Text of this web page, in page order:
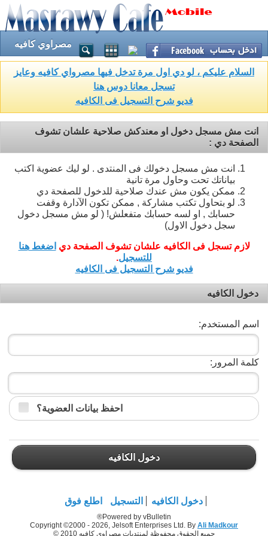
مصراوي كافيه
السلام عليكم ، لو دي اول مرة تدخل فيها مصرواي كافيه وعايز
تسجل معانا دوس هنا
فديو شرح التسجيل فى الكافيه
انت مش مسجل دخول او معندكش صلاحية علشان تشوف
الصفحة دي :
انت مش مسجل دخولك فى المنتدى . لو ليك عضوية اكتب
بياناتك تحت وحاول مرة تانية
ممكن يكون مش عندك صلاحية للدخول للصفحة دي
لو بتحاول تكتب مشاركة , ممكن تكون الآدارة وقفت
حسابك , او لسه حسابك متفعلش! ( لو مش مسجل دخول
سجل دخول الاول)
لازم تسجل فى الكافيه علشان تشوف الصفحة دي اضغط هنا
للتسجيل.
فديو شرح التسجيل فى الكافيه
دخول الكافيه
اسم المستخدم:
كلمة المرور:
احفظ بيانات العضوية؟
دخول الكافيه
دخول الكافيه التسجيل اطلع فوق
Powered by vBulletin®
Copyright ©2000 - 2026, Jelsoft Enterprises Ltd. By Ali Madkour
جميع الحقوق محفوظة لمنتديات مصراوي كافيه 2010 ©